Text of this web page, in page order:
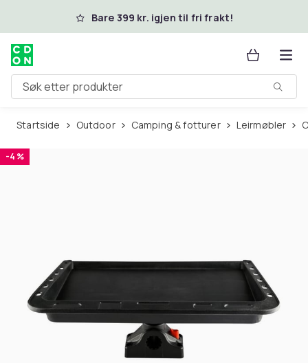
Hopp til hovedinnholdBare 399 kr. igjen til fri frakt!
Søk etter produkter
Startside Outdoor Camping & fotturer Leirmøbler
-4 %